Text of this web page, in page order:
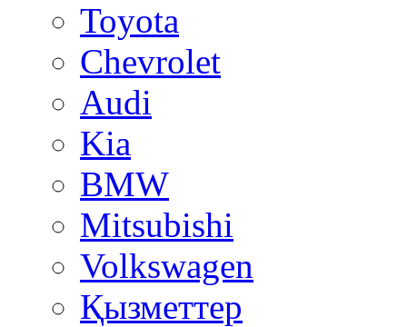
Toyota
Chevrolet
Audi
Kia
BMW
Mitsubishi
Volkswagen
Қызметтер